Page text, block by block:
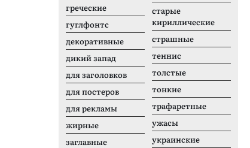
греческие
гуглфонтс
декоративные
дикий запад
для заголовков
для постеров
для рекламы
жирные
заглавные
старые
кириллические
страшные
теннис
толстые
тонкие
трафаретные
ужасы
украинские